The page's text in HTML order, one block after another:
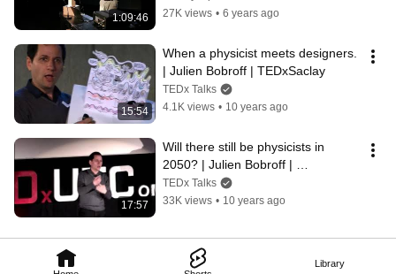
Library
1:09:46
27K views • 6 years ago
15:54
When a physicist meets designers.
| Julien Bobroff | TEDxSaclay
TEDx Talks
4.1K views • 10 years ago
17:57
Will there still be physicists in
2050? | Julien Bobroff |
TEDxUTCompiègne
TEDx Talks
33K views • 10 years ago